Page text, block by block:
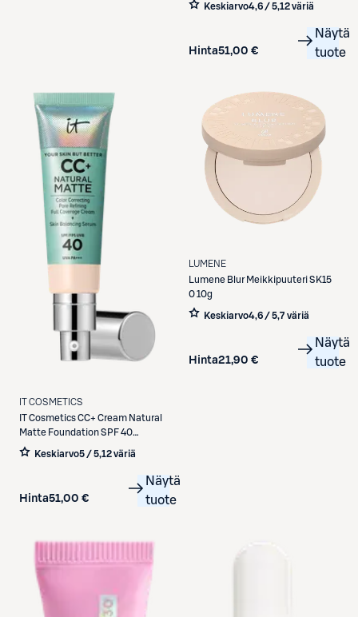
Keskiarvo4,6 / 5,12 väriä
Hinta51,00 €
Näytä
tuote
IT COSMETICS
IT CosmeticsCC+ Cream Natural
Matte Foundation SPF 40
meikkivoide 32 ml
Keskiarvo5 / 5,12 väriä
Hinta51,00 €
Näytä
tuote
LUMENE
Lumene Blur Meikkipuuteri SK15
0 10g
Keskiarvo4,6 / 5,7 väriä
Hinta21,90 €
Näytä
tuote